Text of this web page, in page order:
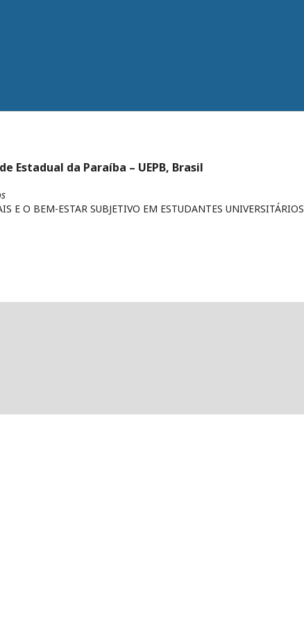
Estadual da Paraíba – UEPB, Brasil
E O BEM-ESTAR SUBJETIVO EM ESTUDANTES UNIVERSITÁRIOS